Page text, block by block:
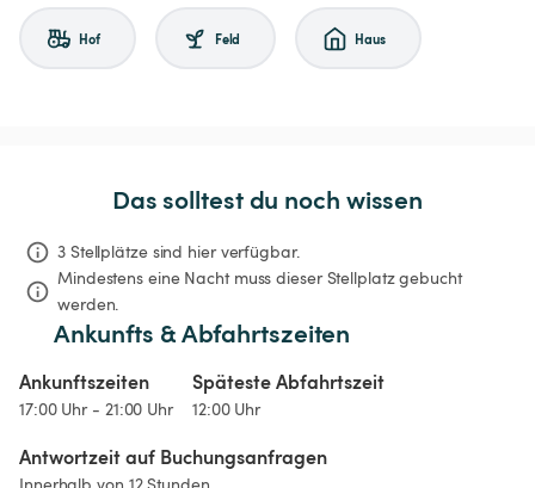
Hof Feld Haus
Das solltest du noch wissen
3 Stellplätze sind hier verfügbar.
Mindestens eine Nacht muss dieser Stellplatz gebucht
werden.
Ankunfts & Abfahrtszeiten
Ankunftszeiten
17:00 Uhr - 21:00 Uhr
Späteste Abfahrtszeit
12:00 Uhr
Antwortzeit auf Buchungsanfragen